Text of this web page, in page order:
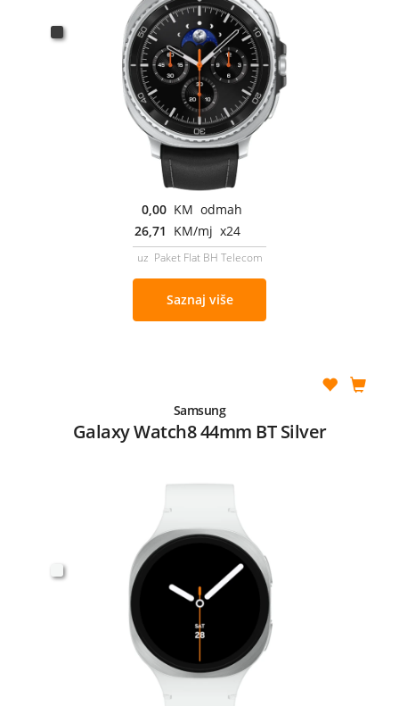
0,00 KM odmah
26,71 KM/mj x24
uz Paket Flat BH Telecom
Saznaj više
Samsung
Galaxy Watch8 44mm BT Silver